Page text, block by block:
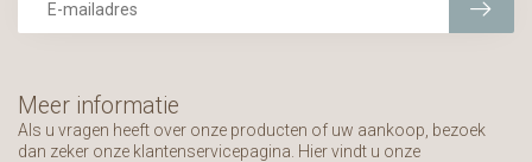
Meer informatie
Als u vragen heeft over onze producten of uw aankoop, bezoek
dan zeker onze klantenservicepagina. Hier vindt u onze